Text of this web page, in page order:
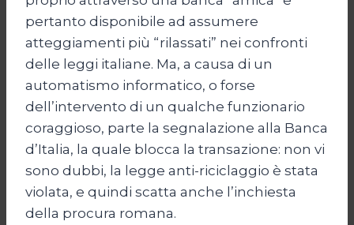
pertanto disponibile ad assumere
atteggiamenti più “rilassati” nei confronti
delle leggi italiane. Ma, a causa di un
automatismo informatico, o forse
dell’intervento di un qualche funzionario
coraggioso, parte la segnalazione alla Banca
d’Italia, la quale blocca la transazione: non vi
sono dubbi, la legge anti-riciclaggio è stata
violata, e quindi scatta anche l’inchiesta
della procura romana.